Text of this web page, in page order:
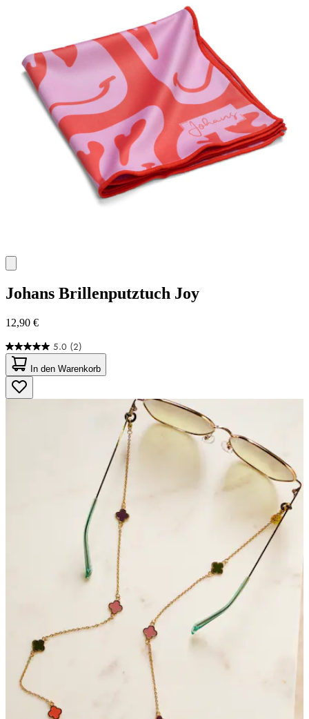
Johans Brillenputztuch Joy
12,90 €
5.0 (2)
5.0
von
5
Sternen.
2
In den Warenkorb